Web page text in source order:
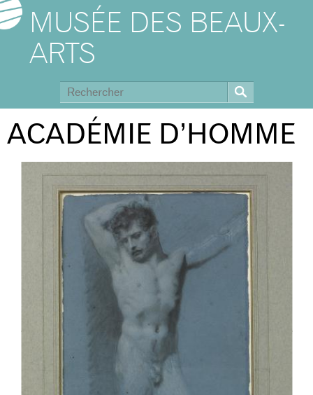
MUSÉE DES BEAUX-
ARTS
ACADÉMIE D’HOMME